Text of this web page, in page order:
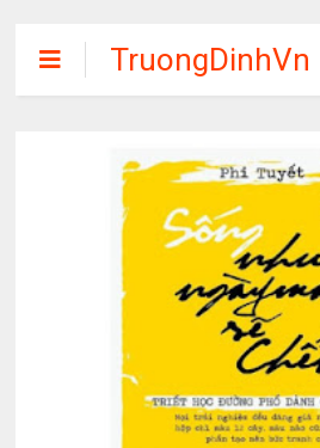
TruongDinhVn
Chia sẽ ebook,
phần mềm học
tập miễn phí